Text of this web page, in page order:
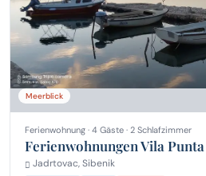
Meerblick
Ferienwohnung · 4 Gäste · 2 Schlafzimmer
Ferienwohnungen Vila Punta
Jadrtovac, Sibenik